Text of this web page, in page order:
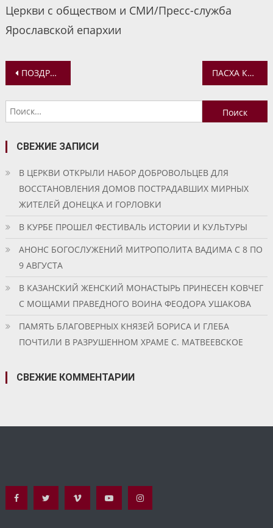
Церкви с обществом и СМИ/Пресс-служба
Ярославской епархии
Навигация
по
записям
ПОЗДРАВЛЕНИЕ С ПАСХОЙ В ОБЛАСТНОМ ГЕРОНТОЛОГИЧЕСКОМ ЦЕНТРЕ ПАСХА КРАСНАЯ ДЛЯ «КРАСНОЙ ЗОНЫ»
Найти:
СВЕЖИЕ ЗАПИСИ
В ЦЕРКВИ ОТКРЫЛИ НАБОР ДОБРОВОЛЬЦЕВ ДЛЯ
ВОССТАНОВЛЕНИЯ ДОМОВ ПОСТРАДАВШИХ МИРНЫХ
ЖИТЕЛЕЙ ДОНЕЦКА И ГОРЛОВКИ
В КУРБЕ ПРОШЕЛ ФЕСТИВАЛЬ ИСТОРИИ И КУЛЬТУРЫ
АНОНС БОГОСЛУЖЕНИЙ МИТРОПОЛИТА ВАДИМА С 8 ПО
9 АВГУСТА
В КАЗАНСКИЙ ЖЕНСКИЙ МОНАСТЫРЬ ПРИНЕСЕН КОВЧЕГ
С МОЩАМИ ПРАВЕДНОГО ВОИНА ФЕОДОРА УШАКОВА
ПАМЯТЬ БЛАГОВЕРНЫХ КНЯЗЕЙ БОРИСА И ГЛЕБА
ПОЧТИЛИ В РАЗРУШЕННОМ ХРАМЕ С. МАТВЕЕВСКОЕ
СВЕЖИЕ КОММЕНТАРИИ